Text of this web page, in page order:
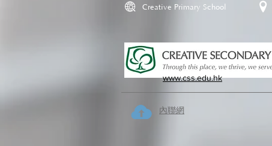
Creative Primary School
www.css.edu.hk
內聯網